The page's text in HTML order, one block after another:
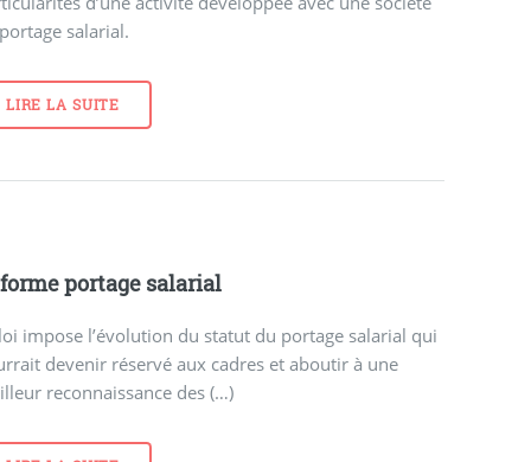
salarial.
LIRE LA SUITE
portage salarial
impose l’évolution du statut du portage salarial qui
devenir réservé aux cadres et aboutir à une
reconnaissance des (…)